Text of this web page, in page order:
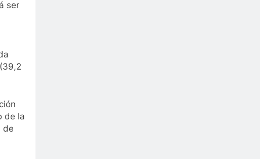
ser
de la
de